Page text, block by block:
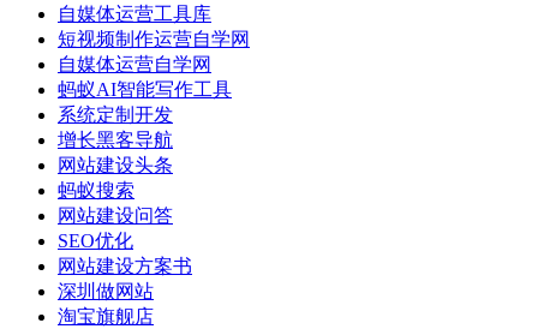
自媒体运营工具库
短视频制作运营自学网
自媒体运营自学网
蚂蚁AI智能写作工具
系统定制开发
增长黑客导航
网站建设头条
蚂蚁搜索
网站建设问答
SEO优化
网站建设方案书
深圳做网站
淘宝旗舰店